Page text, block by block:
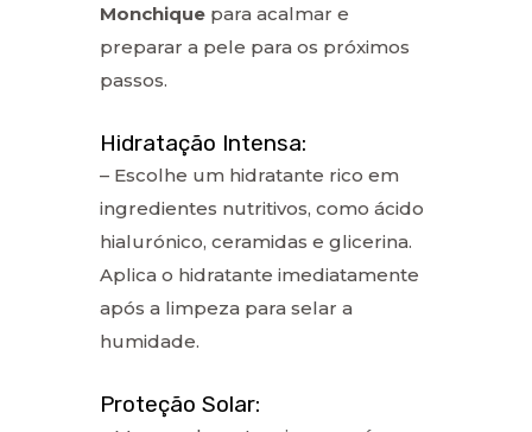
Monchique para acalmar e
preparar a pele para os próximos
passos.
Hidratação Intensa:
– Escolhe um hidratante rico em
ingredientes nutritivos, como ácido
hialurónico, ceramidas e glicerina.
Aplica o hidratante imediatamente
após a limpeza para selar a
humidade.
Proteção Solar: